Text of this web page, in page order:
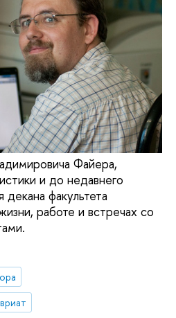
Файера,
и до недавнего
факультета
работе и встречах со